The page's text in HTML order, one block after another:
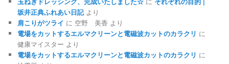
坂井正典ふれあい日記より
肩こりがツライ に 空野 美香 より
電場をカットするエルマクリーンと電磁波カットのカラクリ に
健康マイスター より
電場をカットするエルマクリーンと電磁波カットのカラクリ に